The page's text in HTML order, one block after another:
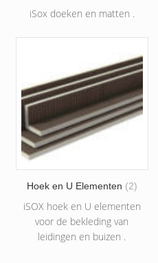
iSox doeken en matten .
Hoek en U Elementen (2)
iSOX hoek en U elementen
voor de bekleding van
leidingen en buizen .